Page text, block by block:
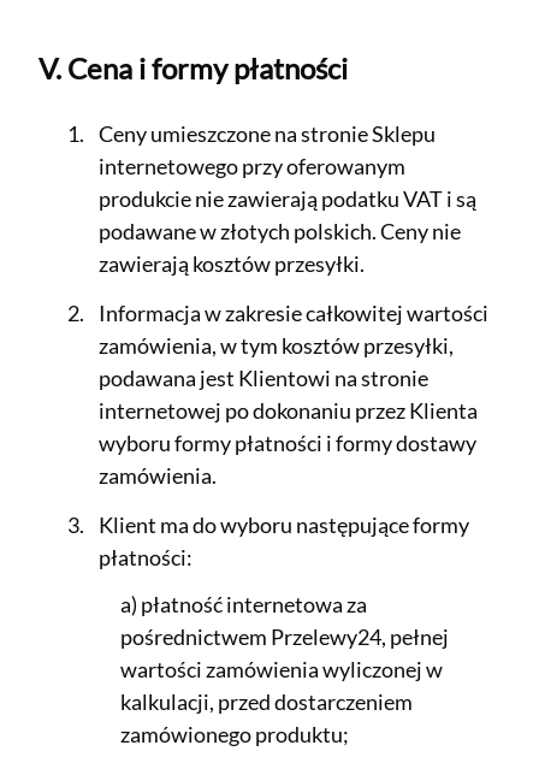
V. Cena i formy płatności
Ceny umieszczone na stronie Sklepu
internetowego przy oferowanym
produkcie nie zawierają podatku VAT i są
podawane w złotych polskich. Ceny nie
zawierają kosztów przesyłki.
Informacja w zakresie całkowitej wartości
zamówienia, w tym kosztów przesyłki,
podawana jest Klientowi na stronie
internetowej po dokonaniu przez Klienta
wyboru formy płatności i formy dostawy
zamówienia.
Klient ma do wyboru następujące formy
płatności:
a) płatność internetowa za
pośrednictwem Przelewy24, pełnej
wartości zamówienia wyliczonej w
kalkulacji, przed dostarczeniem
zamówionego produktu;